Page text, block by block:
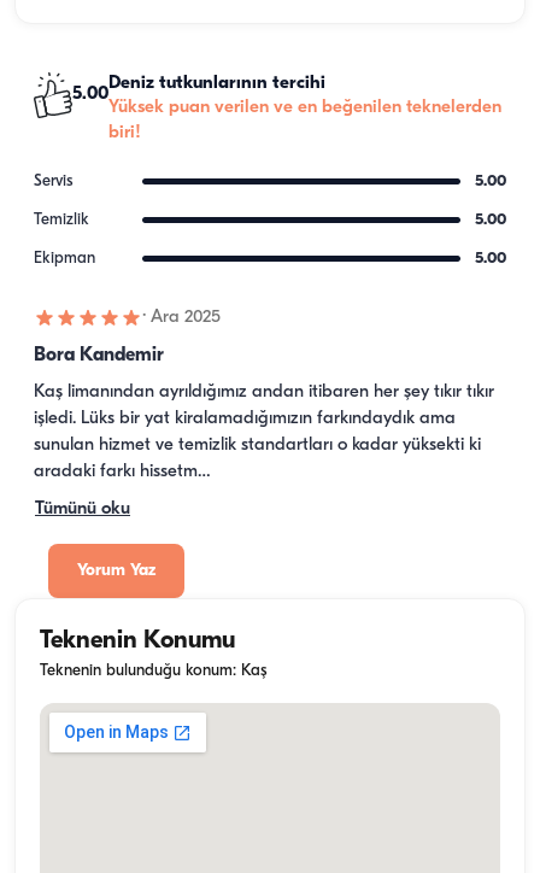
5.00
Deniz tutkunlarının tercihi
Yüksek puan verilen ve en beğenilen teknelerden
biri!
Servis 5.00
Temizlik 5.00
Ekipman 5.00
· Ara 2025
Bora Kandemir
Kaş limanından ayrıldığımız andan itibaren her şey tıkır tıkır
işledi. Lüks bir yat kiralamadığımızın farkındaydık ama
sunulan hizmet ve temizlik standartları o kadar yüksekti ki
aradaki farkı hissetm…
Tümünü oku
Yorum Yaz
Teknenin Konumu
Teknenin bulunduğu konum: Kaş